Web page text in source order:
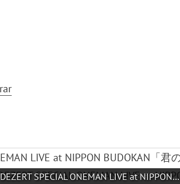
SPECIAL ONEMAN LIVE at NIPPON…